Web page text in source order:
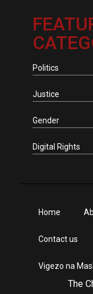
Politics
Justice
Gender
Digital Rights
The
Home
Contact us
Vigezo na